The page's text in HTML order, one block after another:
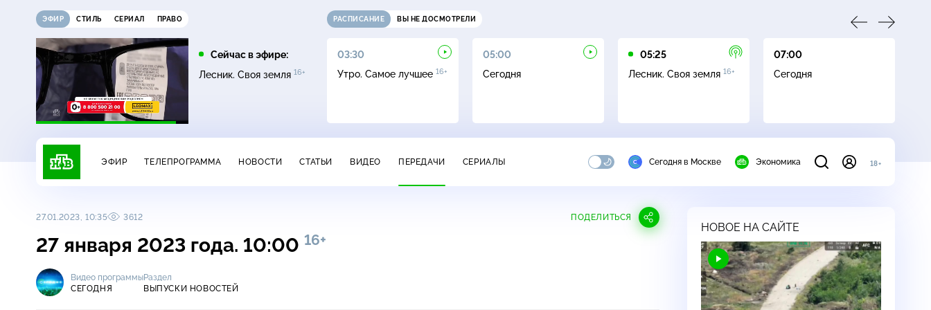
ЭФИР СТИЛЬ СЕРИАЛ ПРАВО
Сейчас в эфире:
Лесник. Своя земля 16+
РАСПИСАНИЕ ВЫ НЕ ДОСМОТРЕЛИ
22:35
Темная лошадка16+
01:45
Лесник. Своя земля16+
03:30
Утро. Самое лучшее 16+
05:00
Сегодня
05:25
Лесник. Своя земля 16+
07:00
Сегодня
ЭФИР ТЕЛЕПРОГРАММА НОВОСТИ СТАТЬИ ВИДЕО ПЕРЕДАЧИ СЕРИАЛЫ Сегодня в Москве Экономика 18+
27.01.2023, 10:35 3612 ПОДЕЛИТЬСЯ
27 января 2023 года. 10:00 16+
Видео программы
СЕГОДНЯ
Раздел
ВЫПУСКИ НОВОСТЕЙ
НОВОЕ НА САЙТЕ